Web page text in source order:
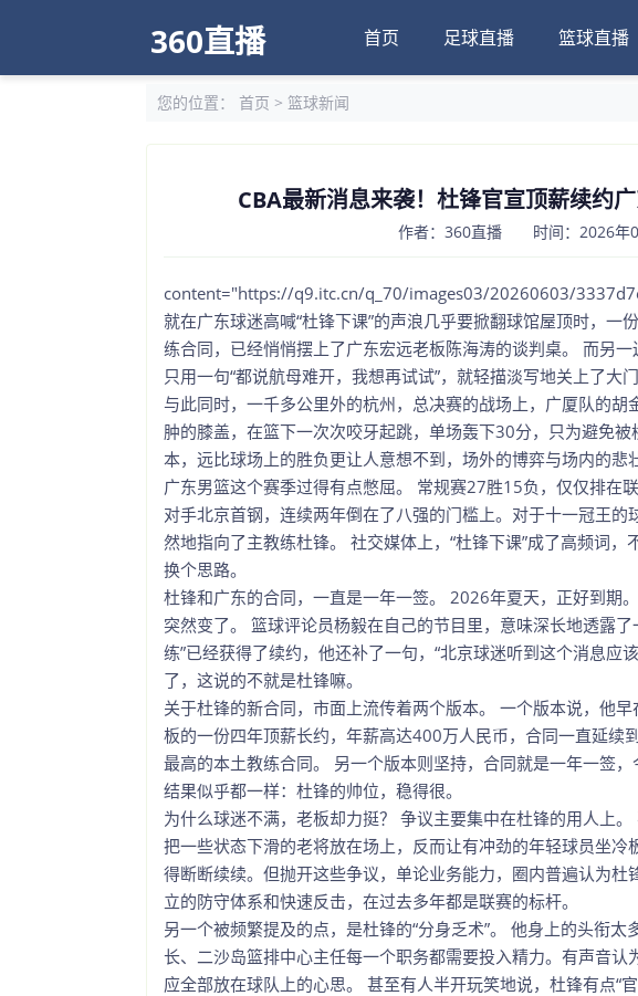
360直播 首页 足球直播 篮球直播
您的位置： 首页 > 篮球新闻
CBA最新消息来袭！杜锋官宣顶薪续约
作者：360直播 时间：2026年
content="https://q9.itc.cn/q_70/images03/20260603/
就在广东球迷高喊“杜锋下课”的声浪几乎要掀翻球馆屋顶时，一
练合同，已经悄悄摆上了广东宏远老板陈海涛的谈判桌。 而另一
只用一句“都说航母难开，我想再试试”，就轻描淡写地关上了大门
与此同时，一千多公里外的杭州，总决赛的战场上，广厦队的
肿的膝盖，在篮下一次次咬牙起跳，单场轰下30分，只为避免
本，远比球场上的胜负更让人意想不到，场外的博弈与场内的悲
广东男篮这个赛季过得有点憋屈。 常规赛27胜15负，仅仅排在
对手北京首钢，连续两年倒在了八强的门槛上。对于十一冠王
然地指向了主教练杜锋。 社交媒体上，“杜锋下课”成了高频词，
换个思路。
杜锋和广东的合同，一直是一年一签。 2026年夏天，正好到期
突然变了。 篮球评论员杨毅在自己的节目里，意味深长地透露
练”已经获得了续约，他还补了一句，“北京球迷听到这个消息应
了，这说的不就是杜锋嘛。
关于杜锋的新合同，市面上流传着两个版本。 一个版本说，他
板的一份四年顶薪长约，年薪高达400万人民币，合同一直延续
最高的本土教练合同。 另一个版本则坚持，合同就是一年一签，
结果似乎都一样：杜锋的帅位，稳得很。
为什么球迷不满，老板却力挺？ 争议主要集中在杜锋的用人上。
把一些状态下滑的老将放在场上，反而让有冲劲的年轻球员坐
得断断续续。但抛开这些争议，单论业务能力，圈内普遍认为
立的防守体系和快速反击，在过去多年都是联赛的标杆。
另一个被频繁提及的点，是杜锋的“分身乏术”。 他身上的头衔
长、二沙岛篮排中心主任每一个职务都需要投入精力。有声音
应全部放在球队上的心思。 甚至有人半开玩笑地说，杜锋有点“官